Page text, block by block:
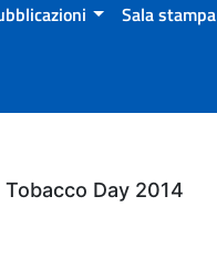
Sala stampa
Day 2014